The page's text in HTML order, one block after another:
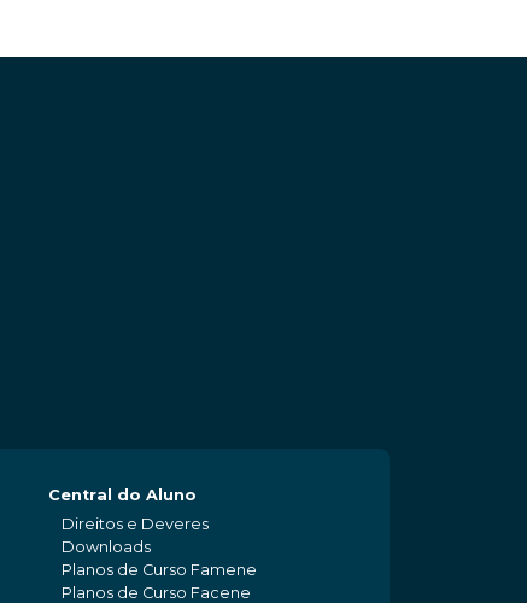
Central do Aluno
Direitos e Deveres
Downloads
Planos de Curso Famene
Planos de Curso Facene